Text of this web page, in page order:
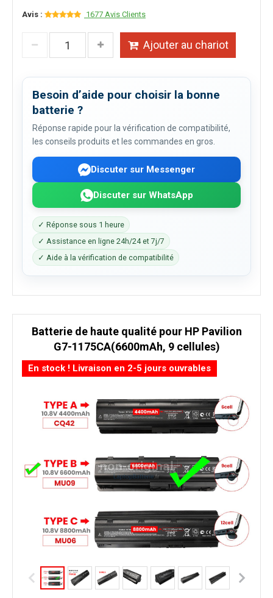
Avis : 1677 Avis Clients
Ajouter au chariot
Besoin d’aide pour choisir la bonne
batterie ?
Réponse rapide pour la vérification de compatibilité,
les conseils produits et les commandes en gros.
Discuter sur Messenger
Discuter sur WhatsApp
✓ Réponse sous 1 heure
✓ Assistance en ligne 24h/24 et 7j/7
✓ Aide à la vérification de compatibilité
Batterie de haute qualité pour HP Pavilion
G7-1175CA(6600mAh, 9 cellules)
En stock ! Livraison en 2-5 jours ouvrables